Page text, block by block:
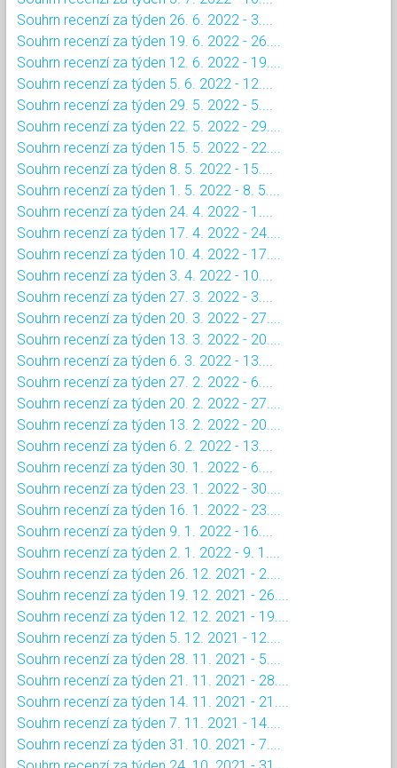
Souhrn recenzí za týden 26. 6. 2022 - 3....
Souhrn recenzí za týden 19. 6. 2022 - 26....
Souhrn recenzí za týden 12. 6. 2022 - 19....
Souhrn recenzí za týden 5. 6. 2022 - 12....
Souhrn recenzí za týden 29. 5. 2022 - 5....
Souhrn recenzí za týden 22. 5. 2022 - 29....
Souhrn recenzí za týden 15. 5. 2022 - 22....
Souhrn recenzí za týden 8. 5. 2022 - 15....
Souhrn recenzí za týden 1. 5. 2022 - 8. 5....
Souhrn recenzí za týden 24. 4. 2022 - 1....
Souhrn recenzí za týden 17. 4. 2022 - 24....
Souhrn recenzí za týden 10. 4. 2022 - 17....
Souhrn recenzí za týden 3. 4. 2022 - 10....
Souhrn recenzí za týden 27. 3. 2022 - 3....
Souhrn recenzí za týden 20. 3. 2022 - 27....
Souhrn recenzí za týden 13. 3. 2022 - 20....
Souhrn recenzí za týden 6. 3. 2022 - 13....
Souhrn recenzí za týden 27. 2. 2022 - 6....
Souhrn recenzí za týden 20. 2. 2022 - 27....
Souhrn recenzí za týden 13. 2. 2022 - 20....
Souhrn recenzí za týden 6. 2. 2022 - 13....
Souhrn recenzí za týden 30. 1. 2022 - 6....
Souhrn recenzí za týden 23. 1. 2022 - 30....
Souhrn recenzí za týden 16. 1. 2022 - 23....
Souhrn recenzí za týden 9. 1. 2022 - 16....
Souhrn recenzí za týden 2. 1. 2022 - 9. 1....
Souhrn recenzí za týden 26. 12. 2021 - 2....
Souhrn recenzí za týden 19. 12. 2021 - 26....
Souhrn recenzí za týden 12. 12. 2021 - 19....
Souhrn recenzí za týden 5. 12. 2021 - 12....
Souhrn recenzí za týden 28. 11. 2021 - 5....
Souhrn recenzí za týden 21. 11. 2021 - 28....
Souhrn recenzí za týden 14. 11. 2021 - 21....
Souhrn recenzí za týden 7. 11. 2021 - 14....
Souhrn recenzí za týden 31. 10. 2021 - 7....